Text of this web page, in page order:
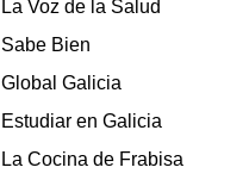
La Voz de la Salud
Sabe Bien
Global Galicia
Estudiar en Galicia
La Cocina de Frabisa